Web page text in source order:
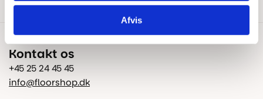
Afvis
Kontakt os
+45 25 24 45 45
info@floorshop.dk